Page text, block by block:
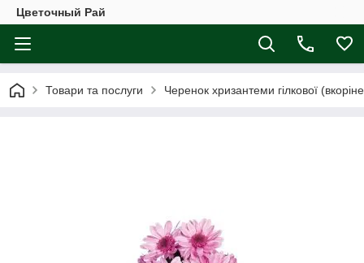
Цветочный Рай
Товари та послуги Черенок хризантеми гілкової